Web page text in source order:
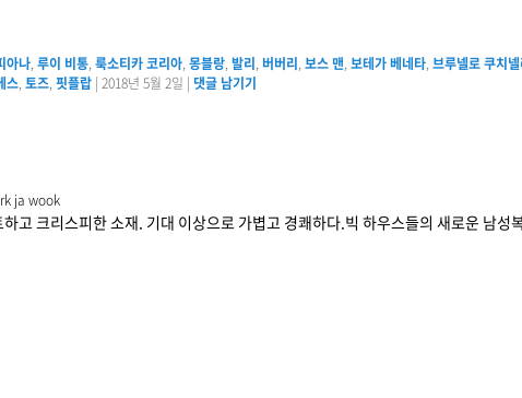
아나,루이 비통,룩소티카 코리아,몽블랑,발리, 버버리,보스 맨,보테가 베네타,브루넬로 쿠치넬
스,토즈,핏플랍 | 2018년 5월 2일 | 댓글 남기기
ja wook
고 크리스피한 소재. 기대 이상으로 가볍고 경쾌하다.빅 하우스들의 새로운 남성